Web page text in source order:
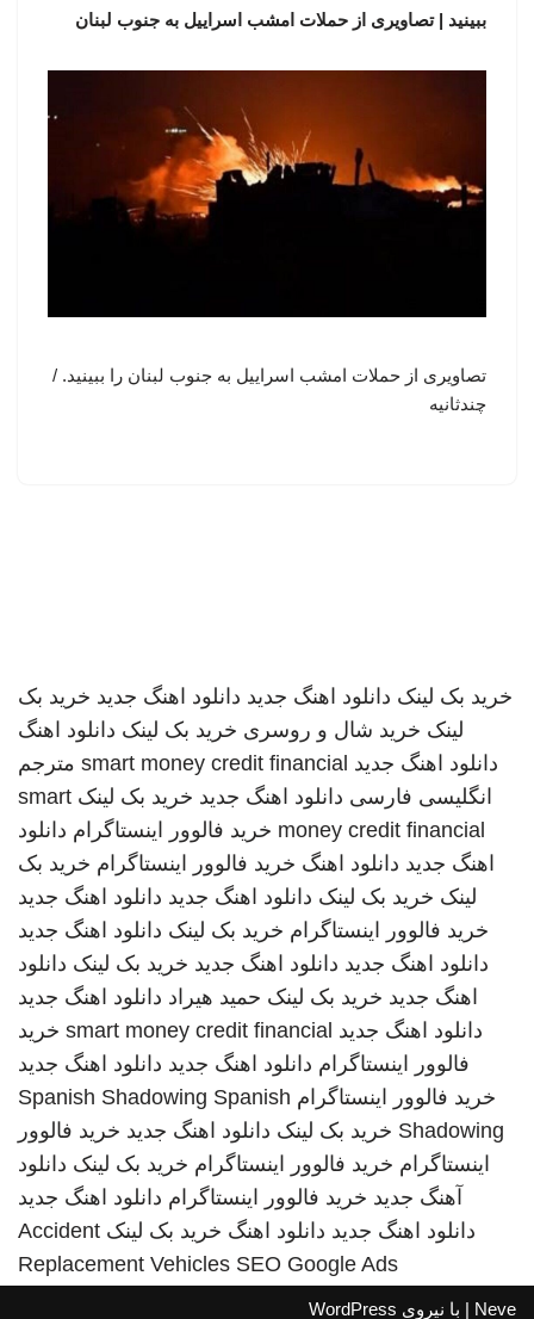
ببینید | تصاویری از حملات امشب اسراییل به جنوب لبنان
تصاویری از حملات امشب اسراییل به جنوب لبنان را ببینید. /
چندثانیه
خرید بک لینک دانلود اهنگ جدید دانلود اهنگ جدید خرید بک
لینک خرید شال و روسری خرید بک لینک دانلود اهنگ
دانلود اهنگ جدید smart money credit financial مترجم
انگلیسی فارسی دانلود اهنگ جدید خرید بک لینک smart
money credit financial خرید فالوور اینستاگرام دانلود
اهنگ جدید دانلود اهنگ خرید فالوور اینستاگرام خرید بک
لینک خرید بک لینک دانلود اهنگ جدید دانلود اهنگ جدید
خرید فالوور اینستاگرام خرید بک لینک دانلود اهنگ جدید
دانلود اهنگ جدید دانلود اهنگ جدید خرید بک لینک دانلود
اهنگ جدید خرید بک لینک حمید هیراد دانلود اهنگ جدید
دانلود اهنگ جدید smart money credit financial خرید
فالوور اینستاگرام دانلود اهنگ جدید دانلود اهنگ جدید
خرید فالوور اینستاگرام
Spanish Shadowing Spanish
Shadowing خرید بک لینک دانلود اهنگ جدید خرید فالوور
اینستاگرام خرید فالوور اینستاگرام خرید بک لینک دانلود
آهنگ جدید خرید فالوور اینستاگرام دانلود اهنگ جدید
دانلود اهنگ جدید دانلود اهنگ خرید بک لینک Accident
Replacement Vehicles SEO Google Ads
Neve | با نیروی WordPress